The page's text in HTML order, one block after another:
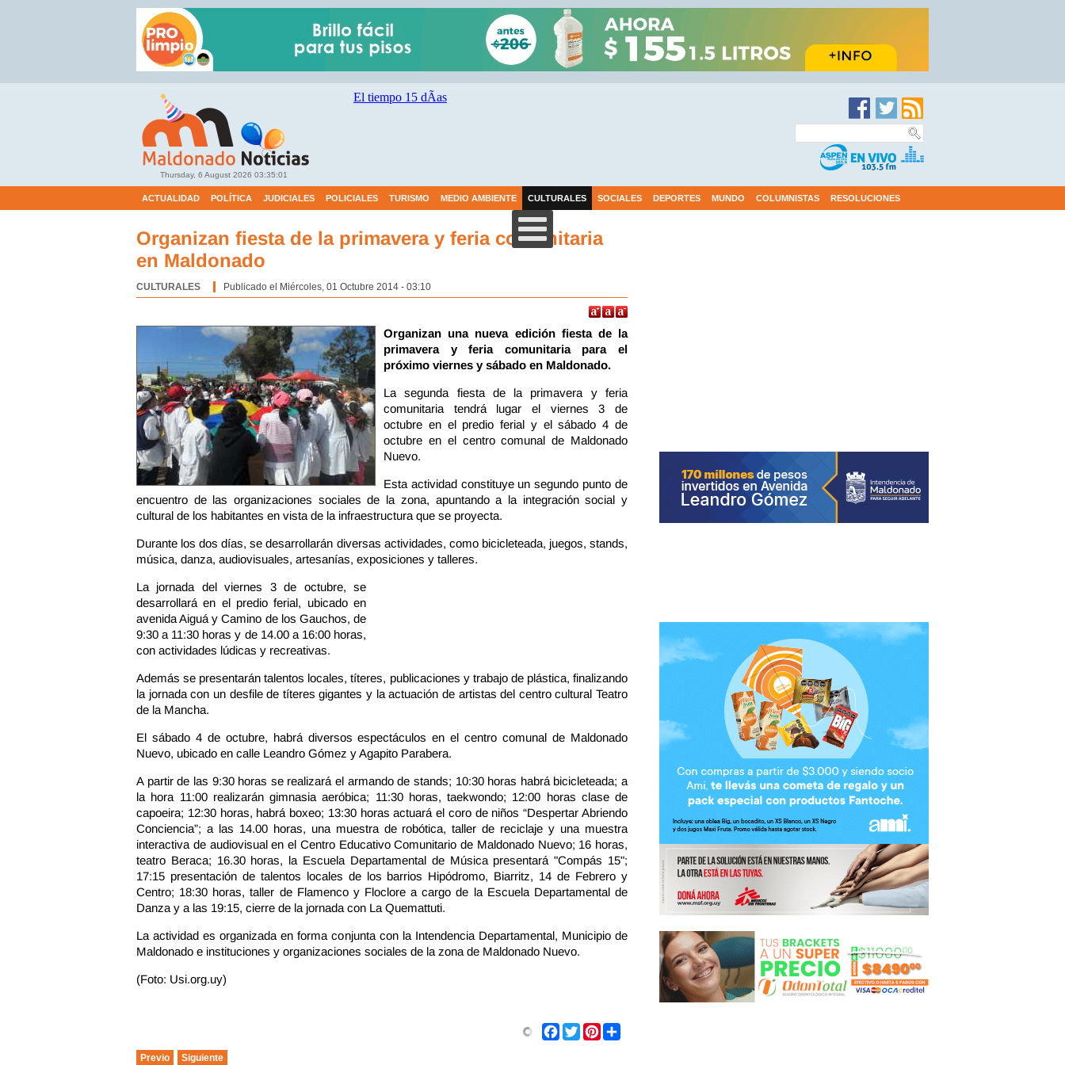
Thursday, 6 August 2026 03:35:02
ACTUALIDAD POLÍTICA JUDICIALES POLICIALES TURISMO MEDIO AMBIENTE CULTURALES SOCIALES DEPORTES MUNDO COLUMNISTAS RESOLUCIONES
Organizan fiesta de la primavera y feria comunitaria
en Maldonado
CULTURALES Publicado el Miércoles, 01 Octubre 2014 - 03:10
Organizan una nueva edición fiesta de la
primavera y feria comunitaria para el
próximo viernes y sábado en Maldonado.
La segunda fiesta de la primavera y feria
comunitaria tendrá lugar el viernes 3 de
octubre en el predio ferial y el sábado 4 de
octubre en el centro comunal de Maldonado
Nuevo.
Esta actividad constituye un segundo punto de
encuentro de las organizaciones sociales de la zona, apuntando a la integración social y
cultural de los habitantes en vista de la infraestructura que se proyecta.
Durante los dos días, se desarrollarán diversas actividades, como bicicleteada, juegos, stands,
música, danza, audiovisuales, artesanías, exposiciones y talleres.
La jornada del viernes 3 de octubre, se
desarrollará en el predio ferial, ubicado en
avenida Aiguá y Camino de los Gauchos, de
9:30 a 11:30 horas y de 14.00 a 16:00 horas,
con actividades lúdicas y recreativas.
Además se presentarán talentos locales, títeres, publicaciones y trabajo de plástica, finalizando
la jornada con un desfile de títeres gigantes y la actuación de artistas del centro cultural Teatro
de la Mancha.
El sábado 4 de octubre, habrá diversos espectáculos en el centro comunal de Maldonado
Nuevo, ubicado en calle Leandro Gómez y Agapito Parabera.
A partir de las 9:30 horas se realizará el armando de stands; 10:30 horas habrá bicicleteada; a
la hora 11:00 realizarán gimnasia aeróbica; 11:30 horas, taekwondo; 12:00 horas clase de
capoeira; 12:30 horas, habrá boxeo; 13:30 horas actuará el coro de niños “Despertar Abriendo
Conciencia”; a las 14.00 horas, una muestra de robótica, taller de reciclaje y una muestra
interactiva de audiovisual en el Centro Educativo Comunitario de Maldonado Nuevo; 16 horas,
teatro Beraca; 16.30 horas, la Escuela Departamental de Música presentará "Compás 15";
17:15 presentación de talentos locales de los barrios Hipódromo, Biarritz, 14 de Febrero y
Centro; 18:30 horas, taller de Flamenco y Floclore a cargo de la Escuela Departamental de
Danza y a las 19:15, cierre de la jornada con La Quemattuti.
La actividad es organizada en forma conjunta con la Intendencia Departamental, Municipio de
Maldonado e instituciones y organizaciones sociales de la zona de Maldonado Nuevo.
(Foto: Usi.org.uy)
Facebook
TwitterPinterest
Previo Siguiente